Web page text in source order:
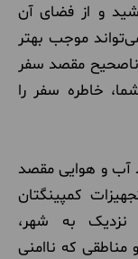
و از فضای آن
موجب بهتر
مقصد سفر
خاطره سفر را
آب و هوایی مقصد
کمپینگتان
نزدیک به شهر،
که ناامنی